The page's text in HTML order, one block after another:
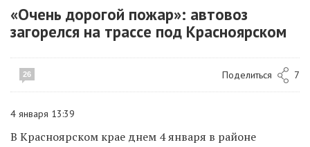
«Очень дорогой пожар»: автовоз
загорелся на трассе под Красноярском
26 Поделиться 7
4 января 13:39
В Красноярском крае днем 4 января в районе